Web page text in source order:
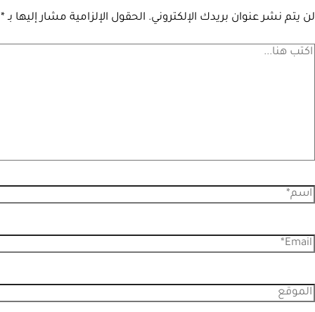
لن يتم نشر عنوان بريدك الإلكتروني. الحقول الإلزامية مشار إليها بـ*